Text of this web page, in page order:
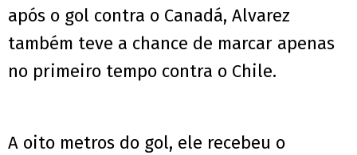
após o gol contra o Canadá, Alvarez
também teve a chance de marcar apenas
no primeiro tempo contra o Chile.
A oito metros do gol, ele recebeu o